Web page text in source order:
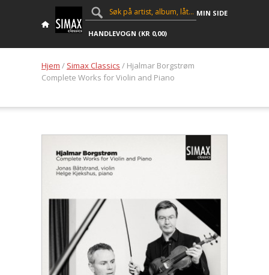
MIN SIDE
HANDLEVOGN (KR 0,00)
Hjem / Simax Classics / Hjalmar Borgstrøm
Complete Works for Violin and Piano